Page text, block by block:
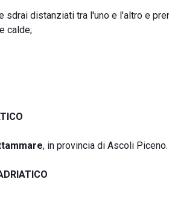
sdrai distanziati tra l'uno e l'altro e
calde;
, in provincia di Ascoli Piceno.